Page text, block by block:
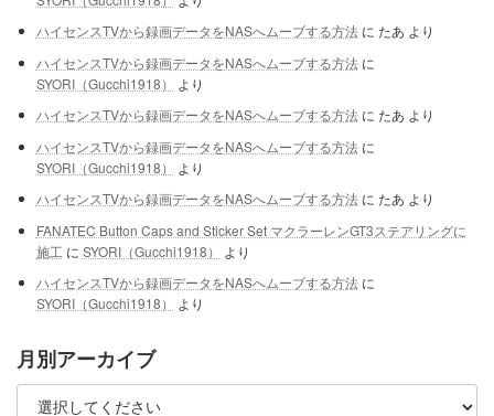
ハイセンスTVから録画データをNASへムーブする方法に たあ より
ハイセンスTVから録画データをNASへムーブする方法に
SYORI（Gucchi1918）
より
ハイセンスTVから録画データをNASへムーブする方法に たあ より
ハイセンスTVから録画データをNASへムーブする方法に
SYORI（Gucchi1918）
より
ハイセンスTVから録画データをNASへムーブする方法に たあ より
FANATEC Button Caps and Sticker Set マクラーレンGT3ステアリングに
施工 に SYORI（Gucchi1918）
より
ハイセンスTVから録画データをNASへムーブする方法に
SYORI（Gucchi1918）
より
月別アーカイブ